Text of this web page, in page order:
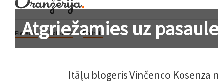
Pieredze Notikums Portrets
Atgriežamies uz
Itāļu blogeris Vinčenco Kosenza